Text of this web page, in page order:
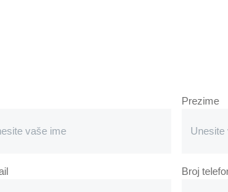
Prezime
Broj